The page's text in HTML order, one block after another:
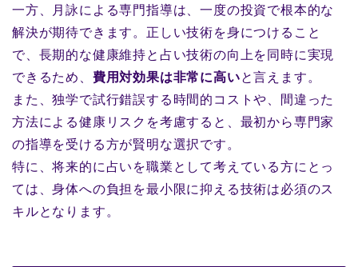
一方、月詠による専門指導は、一度の投資で根本的な
解決が期待できます。正しい技術を身につけること
で、長期的な健康維持と占い技術の向上を同時に実現
できるため、 費用対効果は非常に高いと言えます。
また、独学で試行錯誤する時間的コストや、間違った
方法による健康リスクを考慮すると、最初から専門家
の指導を受ける方が賢明な選択です。
特に、将来的に占いを職業として考えている方にとっ
ては、身体への負担を最小限に抑える技術は必須のス
キルとなります。